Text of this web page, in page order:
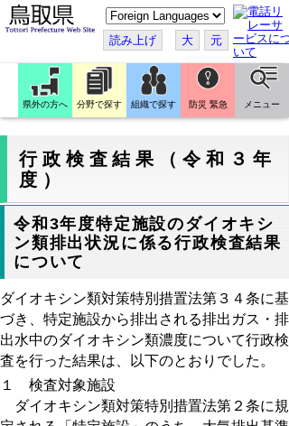
こ
の
ペ
ー
ジ
翻
訳
す
読み上げ 大 元
県外の方へ 分野で探す 組織で探す 防災 緊急 メニュー
行政検査結果（令和３年
度）
令和3年度特定施設のダイオキシ
ン類排出状況に係る行政検査結果
について
ダイオキシン類対策特別措置法第３４条に基
づき、特定施設から排出される排出ガス・ 排
出水中のダイオキシン類濃度について行政検
査を行った結果は、以下のとおりでした。
１ 検査対象施設
ダイオキシン類対策特別措置法第２条に規